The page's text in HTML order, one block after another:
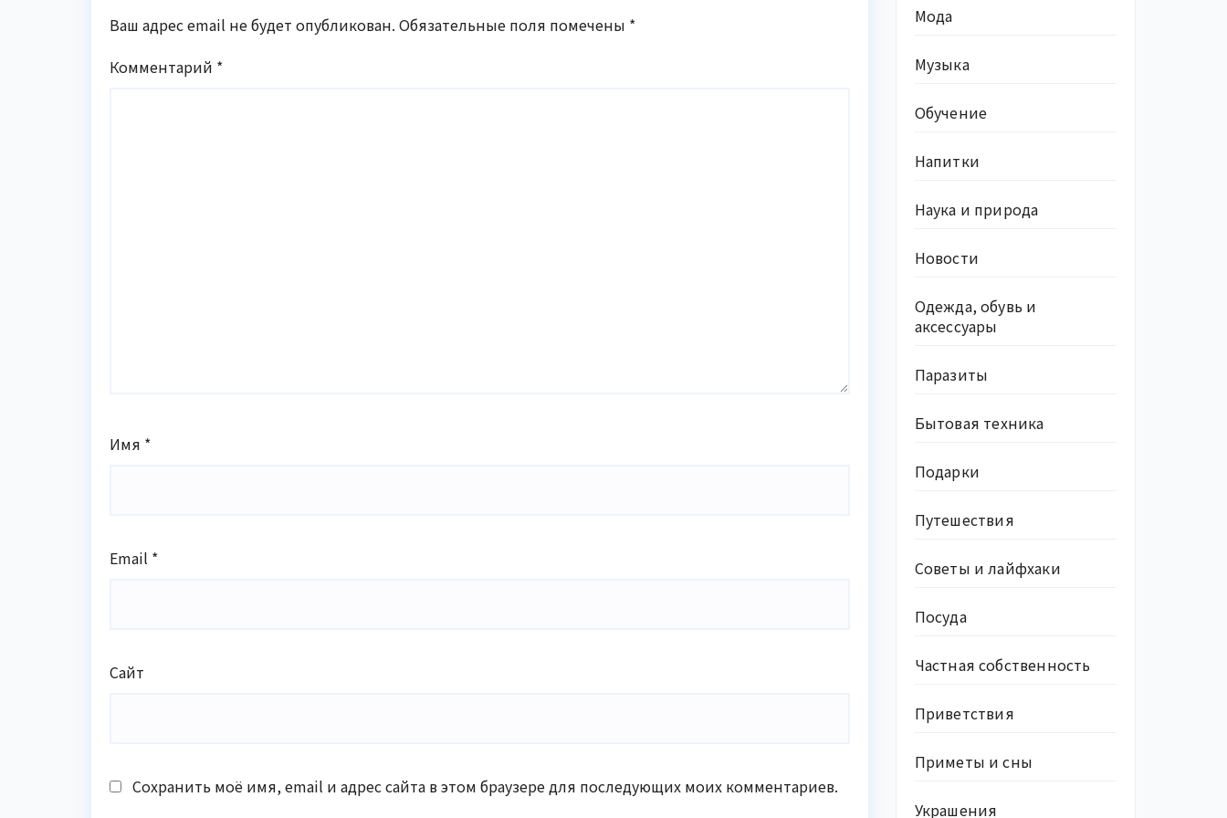
Ваш адрес email не будет опубликован. Обязательные поля помечены *
Комментарий *
Имя *
Email *
Сайт
Сохранить моё имя, email и адрес сайта в этом браузере для последующих моих комментариев.
Мода
Музыка
Обучение
Напитки
Наука и природа
Новости
Одежда, обувь и
аксессуары
Паразиты
Бытовая техника
Подарки
Путешествия
Советы и лайфхаки
Посуда
Частная собственность
Приветствия
Приметы и сны
Украшения